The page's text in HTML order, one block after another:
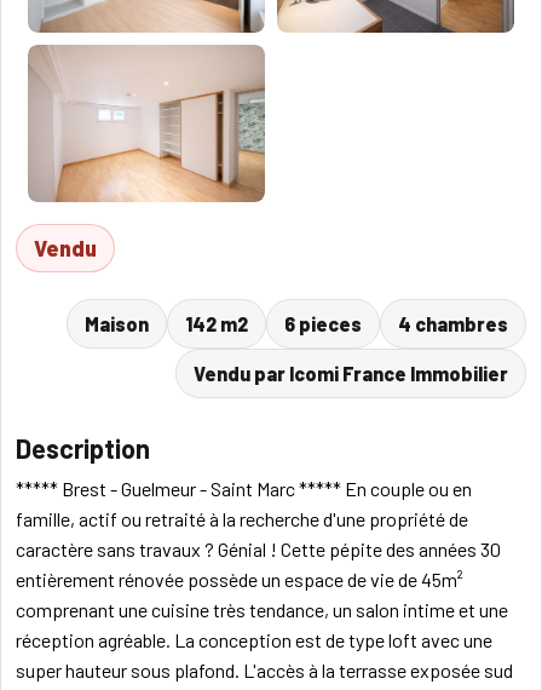
Vendu
Maison 142 m2 6 pieces 4 chambres
Vendu par Icomi France Immobilier
Description
***** Brest - Guelmeur - Saint Marc ***** En couple ou en
famille, actif ou retraité à la recherche d'une propriété de
caractère sans travaux ? Génial ! Cette pépite des années 30
entièrement rénovée possède un espace de vie de 45m²
comprenant une cuisine très tendance, un salon intime et une
réception agréable. La conception est de type loft avec une
super hauteur sous plafond. L'accès à la terrasse exposée sud